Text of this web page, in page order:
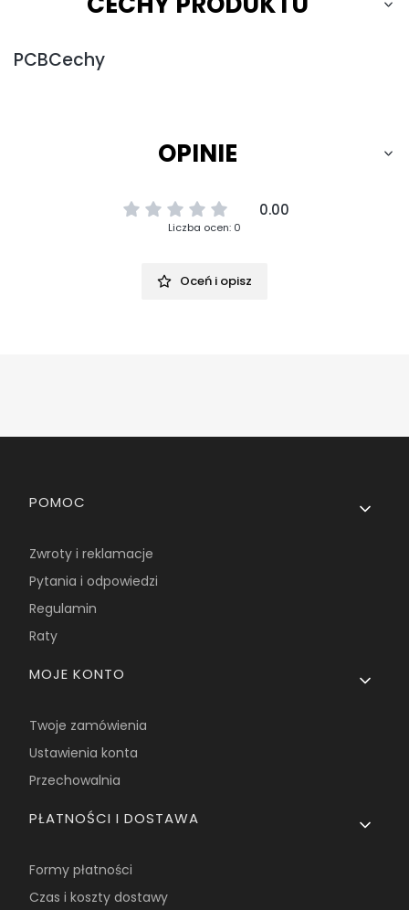
PCBCechy
OPINIE
0.00
Liczba ocen: 0
Oceń i opisz
Linki w stopce
POMOC
Zwroty i reklamacje
Pytania i odpowiedzi
Regulamin
Raty
MOJE KONTO
Twoje zamówienia
Ustawienia konta
Przechowalnia
PŁATNOŚCI I DOSTAWA
Formy płatności
Czas i koszty dostawy